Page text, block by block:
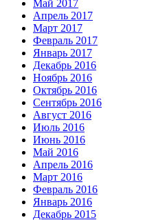
Май 2017
Апрель 2017
Март 2017
Февраль 2017
Январь 2017
Декабрь 2016
Ноябрь 2016
Октябрь 2016
Сентябрь 2016
Август 2016
Июль 2016
Июнь 2016
Май 2016
Апрель 2016
Март 2016
Февраль 2016
Январь 2016
Декабрь 2015